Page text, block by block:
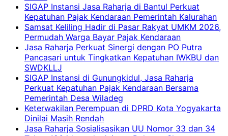
SIGAP Instansi Jasa Raharja di Bantul Perkuat
Kepatuhan Pajak Kendaraan Pemerintah Kalurahan
Samsat Keliling Hadir di Pasar Rakyat UMKM 2026,
Permudah Warga Bayar Pajak Kendaraan
Jasa Raharja Perkuat Sinergi dengan PO Putra
Pancasari untuk Tingkatkan Kepatuhan IWKBU dan
SWDKLLJ
SIGAP Instansi di Gunungkidul, Jasa Raharja
Perkuat Kepatuhan Pajak Kendaraan Bersama
Pemerintah Desa Wiladeg
Keterwakilan Perempuan di DPRD Kota Yogyakarta
Dinilai Masih Rendah
Jasa Raharja Sosialisasikan UU Nomor 33 dan 34